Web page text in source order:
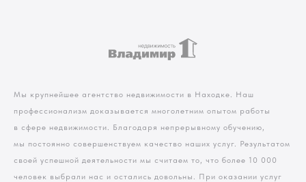
Мы крупнейшее агентство недвижимости в Находке. Наш
профессионализм доказывается многолетним опытом работы
в сфере недвижимости. Благодаря непрерывному обучению,
мы постоянно совершенствуем качество наших услуг. Результатом
своей успешной деятельности мы считаем то, что более 10 000
человек выбрали нас и остались довольны. При оказании услуг